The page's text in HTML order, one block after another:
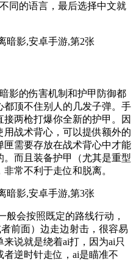
同的语言，最后选择中文就
影的伤害机制和护甲防御都
顶不住别人的几发子弹。手
两枪打爆你全新的护甲。因
战术背心，可以提供额外的
需要存放在战术背心中才能
而且装备护甲（尤其是重型
常不利于走位和脱离。
般会按照既定的路线行动，
前面）边走边射击，很容易
说就是绕着ai打，因为ai只
逆时针走位，ai是瞄准不